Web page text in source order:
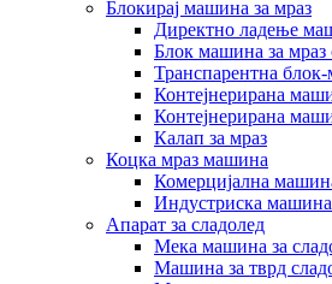
Блокирај машина за мраз
Директно ладење
Блок машина за мраз
Транспарентна
Контејнерирана
Контејнерирана
Калап за мраз
Коцка мраз машина
Комерцијална
Индустриска машина
Апарат за сладолед
Мека машина за
Машина за тврд